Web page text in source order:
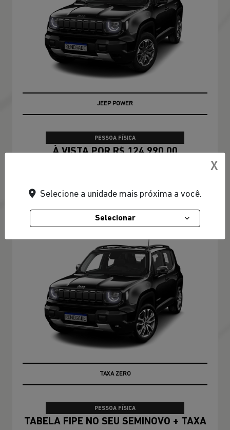
JEEP POWER
PESSOA FÍSICA
À VISTA POR R$ 124.990,00
RENEGADE
Renegade Longitude T270 4X2 2027
TAXA ZERO
PESSOA FÍSICA
TABELA FIPE NO SEU SEMINOVO + TAXA
X
Selecione a unidade mais próxima a você.
Selecionar